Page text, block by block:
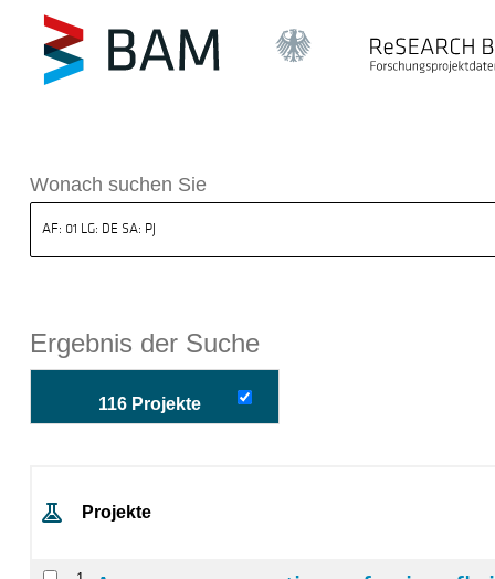
BAM
Wonach suchen Sie
Ergebnis der Suche
116 Projekte
Projekte